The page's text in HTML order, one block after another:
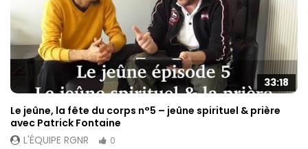
33:18
Le jeûne, la fête du corps n°5 – jeûne spirituel & prière
avec Patrick Fontaine
L'ÉQUIPE RGNR
0